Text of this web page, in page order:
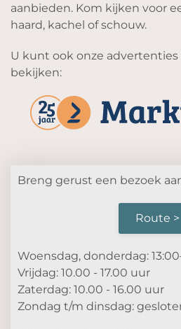
aanbieden. Kom kijken voor
haard, kachel of schouw.
U kunt ook onze advertenties
bekijken:
Breng gerust een bezoek
Route >
Woensdag, donderdag:
Vrijdag: 10.00 - 17.00 uur
Zaterdag: 10.00 - 16.00 uur
Zondag t/m dinsdag: